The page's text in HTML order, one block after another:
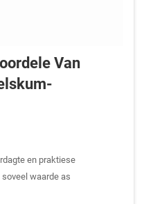
Van
en praktiese
waarde as
Hierdie klein, gerief-